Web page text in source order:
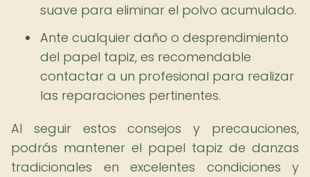
suave para eliminar el polvo acumulado.
Ante cualquier daño o desprendimiento
del papel tapiz, es recomendable
contactar a un profesional para realizar
las reparaciones pertinentes.
Al seguir estos consejos y precauciones,
podrás mantener el papel tapiz de danzas
tradicionales en excelentes condiciones y